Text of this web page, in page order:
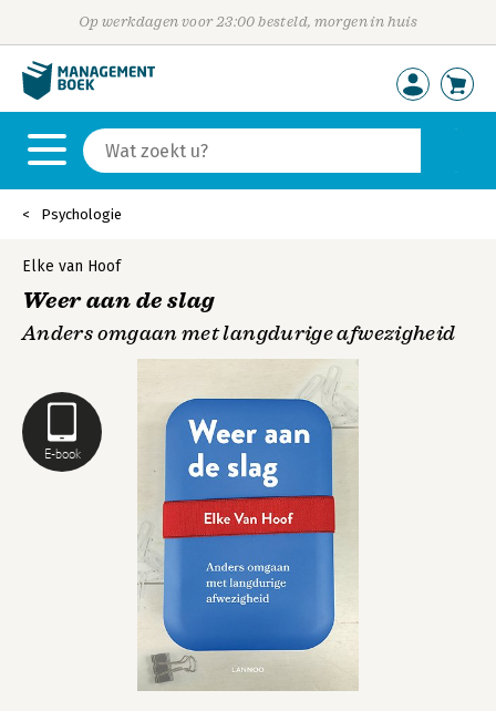
Op werkdagen voor 23:00 besteld, morgen in huis
Psychologie
E-book
Elke van Hoof
Weer aan de slag
Anders omgaan met langdurige afwezigheid